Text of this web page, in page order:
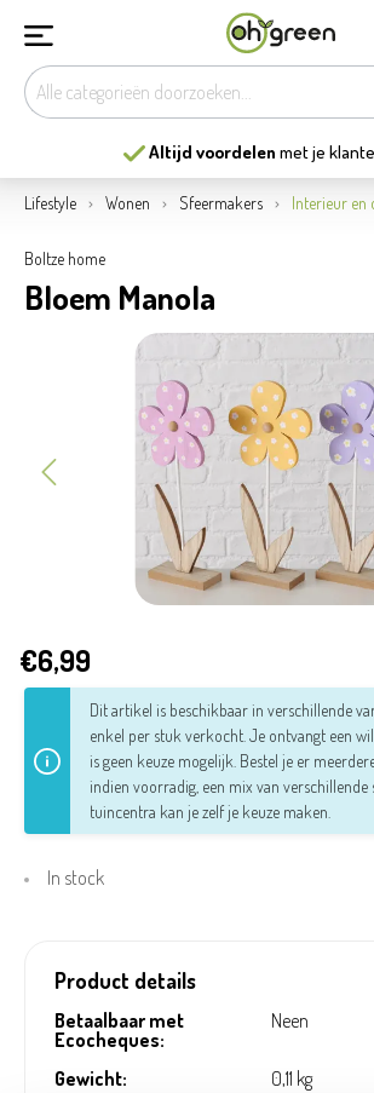
Altijd voordelen met je
Lifestyle Wonen Sfeermakers Interieur en
Boltze home
Bloem Manola
€6,99
Dit artikel is beschikbaar in verschillende
enkel per stuk verkocht. Je ontvangt een
is geen keuze mogelijk. Bestel je er
indien voorradig, een mix van verschillende
tuincentra kan je zelf je keuze maken.
In stock
Product details
Betaalbaar met
Ecocheques:
Neen
Gewicht:
0,11 kg